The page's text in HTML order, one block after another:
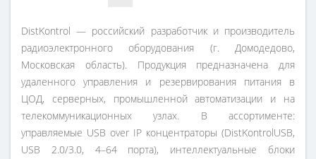
DistKontrol — российский разработчик и производитель
радиоэлектронного оборудования (г. Домодедово,
Московская область). Продукция предназначена для
удаленного управления и резервирования питания в
ЦОД, серверных, промышленной автоматизации и на
телекоммуникационных узлах. В ассортименте:
управляемые USB over IP концентраторы (DistKontrolUSB,
USB 2.0/3.0, 4–64 порта), интеллектуальные блоки